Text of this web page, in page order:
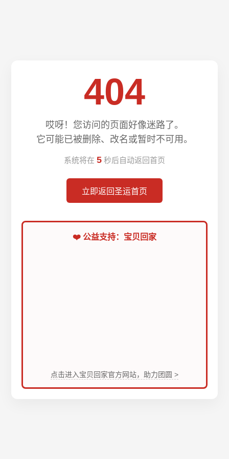
404
哎呀！您访问的页面好像迷路了。
它可能已被删除、改名或暂时不可用。
系统将在 5 秒后自动返回首页
立即返回圣运首页
❤️ 公益支持：宝贝回家
点击进入宝贝回家官方网站，助力团圆 >